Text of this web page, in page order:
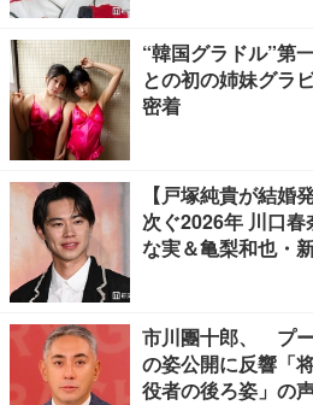
“韓国グラドル”第
との初の姉妹グラ
密着
【戸塚純貴が結婚
次ぐ2026年 川口
な実＆亀梨和也・
市川團十郎、 プ
の姿公開に反響「
役者の後ろ姿」の